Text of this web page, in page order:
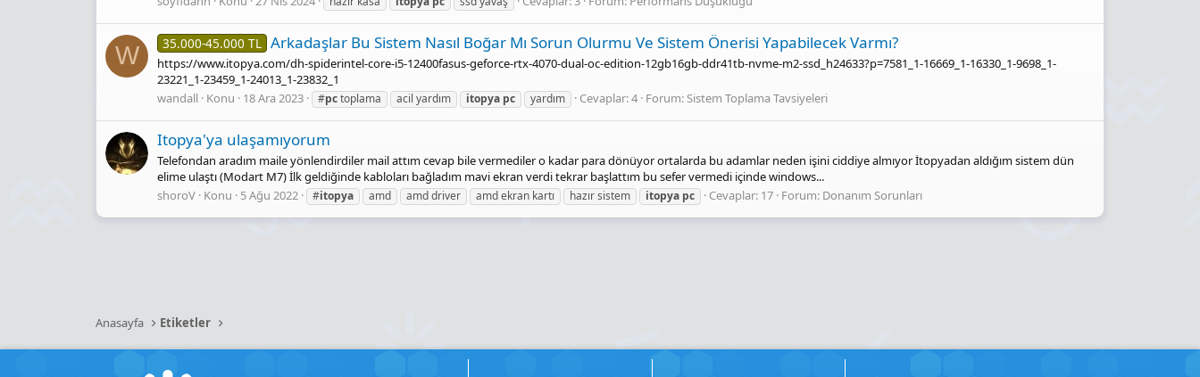
W 35.000-45.000 TL Arkadaşlar Bu Sistem Nasıl Boğar Mı Sorun Olurmu Ve Sistem Önerisi Yapabilecek Varmı?
https://www.itopya.com/dh-spiderintel-core-i5-12400fasus-geforce-rtx-4070-dual-oc-edition-12gb16gb-ddr41tb-nvme-m2-ssd_h24633?p=7581_1-16669_1-16330_1-9698_1-
23221_1-23459_1-24013_1-23832_1
wandall Konu 18 Ara 2023 #pctoplama acil yardım itopya pc yardım Cevaplar: 4 Forum:Sistem Toplama Tavsiyeleri
Itopya'ya ulaşamıyorum
Telefondan aradım maile yönlendirdiler mail attım cevap bile vermediler o kadar para dönüyor ortalarda bu adamlar neden işini ciddiye almıyor İtopyadan aldığım sistem dün
elime ulaştı (Modart M7) İlk geldiğinde kabloları bağladım mavi ekran verdi tekrar başlattım bu sefer vermedi içinde windows...
shoroV Konu 5 Ağu 2022 #itopya amd amd driver amd ekran kartı hazır sistem itopya pc Cevaplar: 17 Forum: Donanım Sorunları
Anasayfa Etiketler